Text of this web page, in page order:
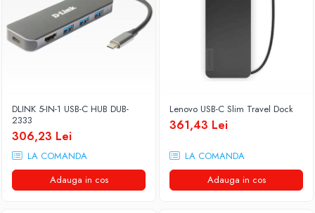
DLINK 5-IN-1 USB-C HUB DUB-
2333
306,23 Lei
LA COMANDA
Adauga in cos
Lenovo USB-C Slim Travel Dock
361,43 Lei
LA COMANDA
Adauga in cos